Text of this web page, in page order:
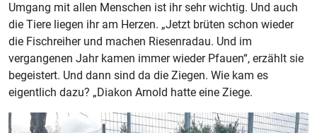
Umgang mit allen Menschen ist ihr sehr wichtig. Und auch
die Tiere liegen ihr am Herzen. „Jetzt brüten schon wieder
die Fischreiher und machen Riesenradau. Und im
vergangenen Jahr kamen immer wieder Pfauen“, erzählt sie
begeistert. Und dann sind da die Ziegen. Wie kam es
eigentlich dazu? „Diakon Arnold hatte eine Ziege.